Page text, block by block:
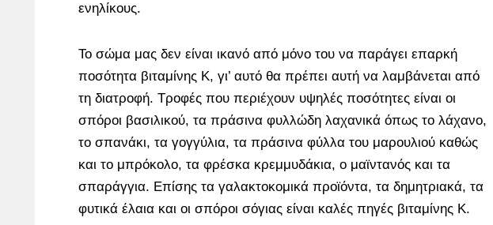
ενηλίκους.
Το σώμα μας δεν είναι ικανό από μόνο του να παράγει επαρκή
ποσότητα βιταμίνης Κ, γι’ αυτό θα πρέπει αυτή να λαμβάνεται από
τη διατροφή. Τροφές που περιέχουν υψηλές ποσότητες είναι οι
σπόροι βασιλικού, τα πράσινα φυλλώδη λαχανικά όπως το λάχανο,
το σπανάκι, τα γογγύλια, τα πράσινα φύλλα του μαρουλιού καθώς
και το μπρόκολο, τα φρέσκα κρεμμυδάκια, ο μαϊντανός και τα
σπαράγγια. Επίσης τα γαλακτοκομικά προϊόντα, τα δημητριακά, τα
φυτικά έλαια και οι σπόροι σόγιας είναι καλές πηγές βιταμίνης Κ.